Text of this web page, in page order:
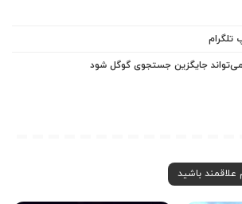
تلگرام
جایگزین جستجوی گوگل شود
باشید